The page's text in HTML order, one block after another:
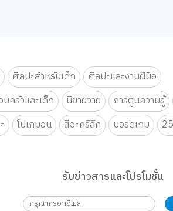
ศิลปะสำหรับเด็ก
ศิลปะและงานฝีมือ
บครัวและเด็ก นิยายวาย การ์ตูนความรู้
โปเกมอน สีอะคริลิค บอร์ดเกม
รับข่าวสารและโปรโมชั่น